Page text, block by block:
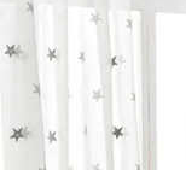
カーテン
/UVカット
カーテン/
カーテン
カーテン
カーテン
/ 星月